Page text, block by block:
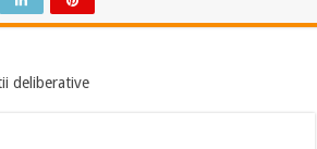
deliberative